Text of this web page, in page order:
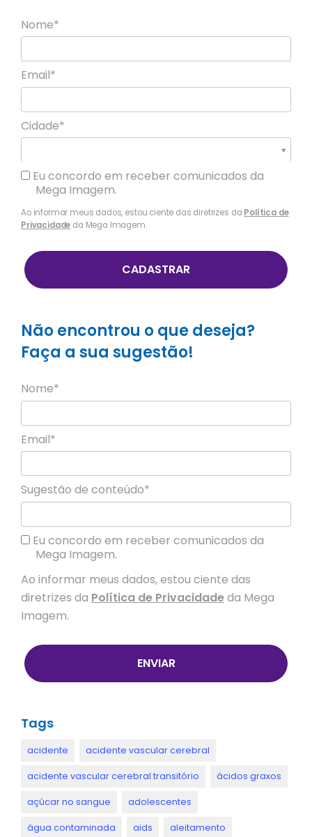
Nome*
Email*
Cidade*
Eu concordo em receber comunicados da
Mega Imagem.
Ao informar meus dados, estou ciente das diretrizes da Política de
Privacidade da Mega Imagem.
CADASTRAR
Não encontrou o que deseja?
Faça a sua sugestão!
Nome*
Email*
Sugestão de conteúdo*
Eu concordo em receber comunicados da
Mega Imagem.
Ao informar meus dados, estou ciente das
diretrizes da Política de Privacidadeda Mega
Imagem.
ENVIAR
Tags
acidente acidente vascular cerebral
acidente vascular cerebral transitório ácidos graxos
açúcar no sangue adolescentes
água contaminada aids aleitamento